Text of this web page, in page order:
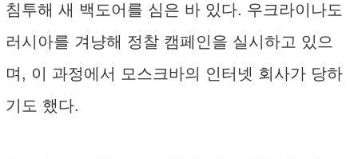
침투해 새 백도어를 심은 바 있다. 우크라이나도
러시아를 겨냥해 정찰 캠페인을 실시하고 있으
며, 이 과정에서 모스크바의 인터넷 회사가 당하
기도 했다.